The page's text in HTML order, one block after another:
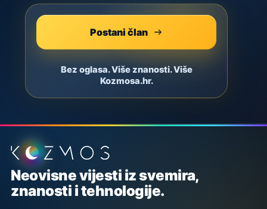
Postani član
Bez oglasa. Više znanosti. Više
Kozmosa.hr.
Podnožje stranice
Neovisne vijesti iz svemira,
znanosti i tehnologije.